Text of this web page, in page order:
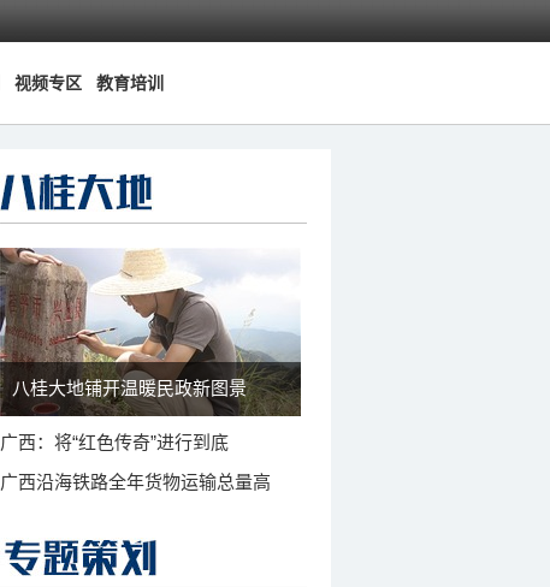
视频专区 教育培训
八桂大地铺开温暖民政新图景
广西：将“红色传奇”进行到底
广西沿海铁路全年货物运输总量高